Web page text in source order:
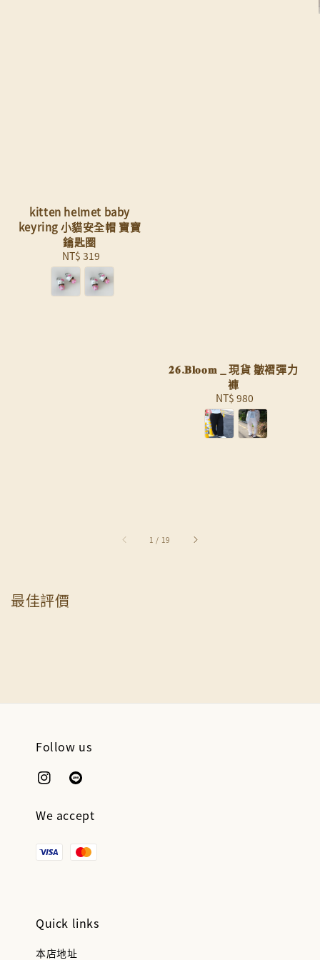
kitten helmet baby
keyring 小貓安全帽 寶寶
鑰匙圈
Regular
price
NT$ 319
𝟐𝟔.𝐁𝐥𝐨𝐨𝐦 _ 現貨 皺褶彈力
褲
Regular
price
NT$ 980
1 / 19
最佳評價
Follow us
We accept
Quick links
本店地址